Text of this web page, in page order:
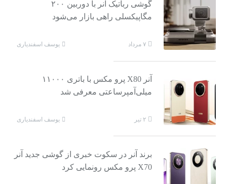
گوشی رباتیک آنر با دوربین ۲۰۰
مگاپیکسلی راهی بازار می‌شود
۷ مرداد یوسف اسفندیاری
آنر X80 پرو مکس با باتری ۱۱۰۰۰
میلی‌آمپرساعتی معرفی شد
۲ تیر یوسف اسفندیاری
برند آنر در سکوت خبری از گوشی جدید آنر
X70 پرو مکس رونمایی کرد